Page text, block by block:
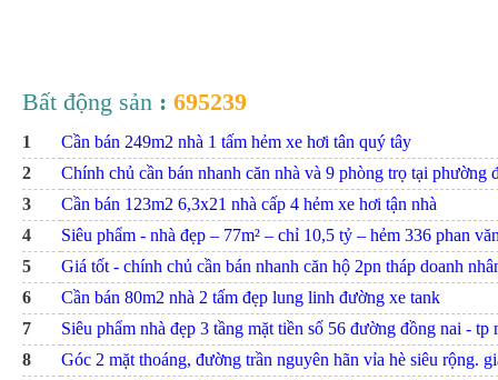
Bất động sản : 695239
1
Cần bán 249m2 nhà 1 tấm hẻm xe hơi tân quý tây
2
Chính chủ cần bán nhanh căn nhà và 9 phòng trọ tại phường
3
Cần bán 123m2 6,3x21 nhà cấp 4 hẻm xe hơi tận nhà
4
Siêu phẩm - nhà đẹp – 77m² – chỉ 10,5 tỷ – hẻm 336 phan
5
Giá tốt - chính chủ cần bán nhanh căn hộ 2pn tháp doanh
6
Cần bán 80m2 nhà 2 tấm đẹp lung linh đường xe tank
7
Siêu phẩm nhà đẹp 3 tầng mặt tiền số 56 đường đồng nai - tp
8
Góc 2 mặt thoáng, đường trần nguyên hãn vỉa hè siêu rộng.